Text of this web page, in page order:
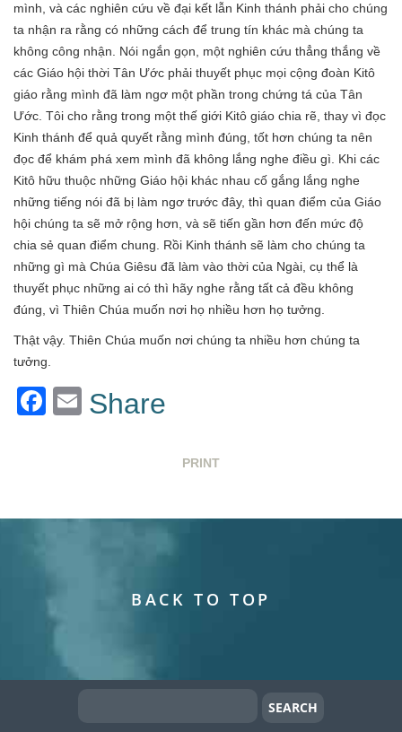
mình, và các nghiên cứu về đại kết lẫn Kinh thánh phải cho chúng
ta nhận ra rằng có những cách để trung tín khác mà chúng ta
không công nhận. Nói ngắn gọn, một nghiên cứu thẳng thắng về
các Giáo hội thời Tân Ước phải thuyết phục mọi cộng đoàn Kitô
giáo rằng mình đã làm ngơ một phần trong chứng tá của Tân
Ước. Tôi cho rằng trong một thế giới Kitô giáo chia rẽ, thay vì đọc
Kinh thánh để quả quyết rằng mình đúng, tốt hơn chúng ta nên
đọc để khám phá xem mình đã không lắng nghe điều gì. Khi các
Kitô hữu thuộc những Giáo hội khác nhau cố gắng lắng nghe
những tiếng nói đã bị làm ngơ trước đây, thì quan điểm của Giáo
hội chúng ta sẽ mở rộng hơn, và sẽ tiến gần hơn đến mức độ
chia sẻ quan điểm chung. Rồi Kinh thánh sẽ làm cho chúng ta
những gì mà Chúa Giêsu đã làm vào thời của Ngài, cụ thể là
thuyết phục những ai có thì hãy nghe rằng tất cả đều không
đúng, vì Thiên Chúa muốn nơi họ nhiều hơn họ tưởng.
Thật vậy. Thiên Chúa muốn nơi chúng ta nhiều hơn chúng ta
tưởng.
Facebook
Email
Share
PRINT
BACK TO TOP